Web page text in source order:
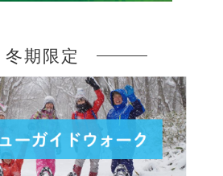
冬期限定